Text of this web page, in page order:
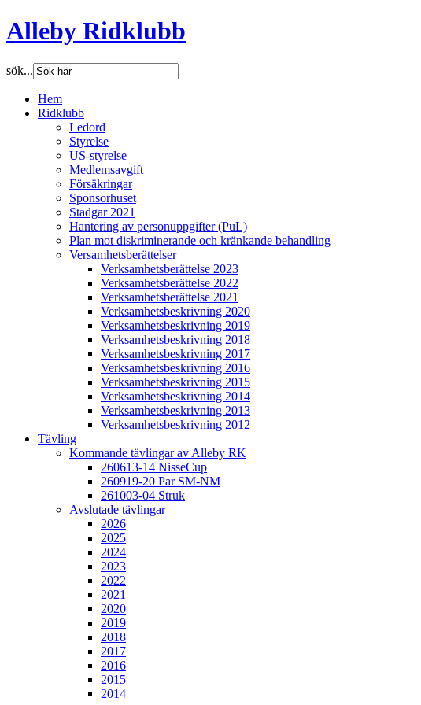
Alleby Ridklubb
sök...
Hem
Ridklubb
Ledord
Styrelse
US-styrelse
Medlemsavgift
Försäkringar
Sponsorhuset
Stadgar 2021
Hantering av personuppgifter (PuL)
Plan mot diskriminerande och kränkande behandling
Versamhetsberättelser
Verksamhetsberättelse 2023
Verksamhetsberättelse 2022
Verksamhetsberättelse 2021
Verksamhetsbeskrivning 2020
Verksamhetsbeskrivning 2019
Verksamhetsbeskrivning 2018
Verksamhetsbeskrivning 2017
Verksamhetsbeskrivning 2016
Verksamhetsbeskrivning 2015
Verksamhetsbeskrivning 2014
Verksamhetsbeskrivning 2013
Verksamhetsbeskrivning 2012
Tävling
Kommande tävlingar av Alleby RK
260613-14 NisseCup
260919-20 Par SM-NM
261003-04 Struk
Avslutade tävlingar
2026
2025
2024
2023
2022
2021
2020
2019
2018
2017
2016
2015
2014